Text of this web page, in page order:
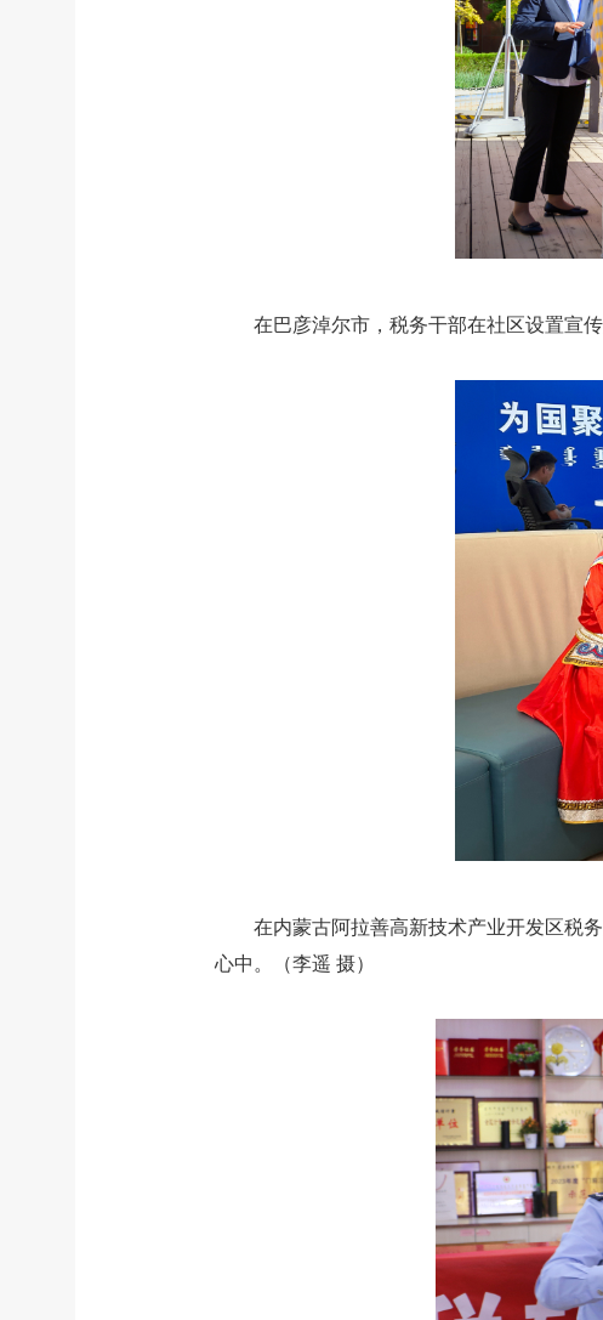
在巴彦淖尔市，税务干部在社区设置宣
在内蒙古阿拉善高新技术产业开发区税
心中。（李遥 摄）